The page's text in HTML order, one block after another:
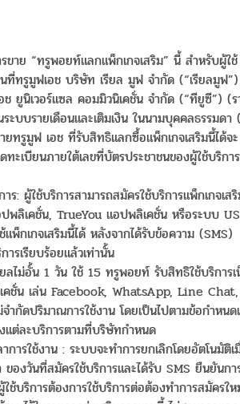
รขาย “ทรูพอยท์แลกแพ็กเกจเสริม” นี้ สำหรับผู้ใช้
ที่ทรูมูฟเอช บริษัท เรียล มูฟ จำกัด (“เรียลมูฟ”)
ยูนิเวอร์แซล คอมมิวนิเคชั่น จำกัด (“ทียูซี”) (
ะบบรายเดือนและเติมเงิน ในนามบุคคลธรรมดา
ยทรูมูฟ เอช ที่รับสิทธิแลกซื้อแพ็กเกจเสริมนี้ได้จะ
ทะเบียนภายใต้เลขที่บัตรประชาชนของผู้ใช้บริการ
ร: ผู้ใช้บริการสามารถสมัครใช้บริการแพ็กเกจเส
พลิเคชั่น, TrueYou แอปพลิเคชั่น หรือระบบ
แพ็กเกจเสริมนี้ได้ หลังจากได้รับข้อความ (SMS)
รเรียบร้อยแล้วเท่านั้น
ยลไม่อั้น 1 วัน ใช้ 15 ทรูพอยท์ รับสิทธิใช้บริการ
ชั่น เล่น Facebook, WhatsApp, Line Chat,
ำกัดปริมาณการใช้งาน โดยเป็นไปตามข้อกำหนด
งแต่ละบริการตามที่บริษัทกำหนด
การใช้งาน : ระบบจะทำการยกเลิกโดยอัตโนมัติเ
องวันที่สมัครใช้บริการและได้รับ SMS ยืนยันกา
ช้บริการต้องการใช้บริการต่อต้องทำการสมัครใ